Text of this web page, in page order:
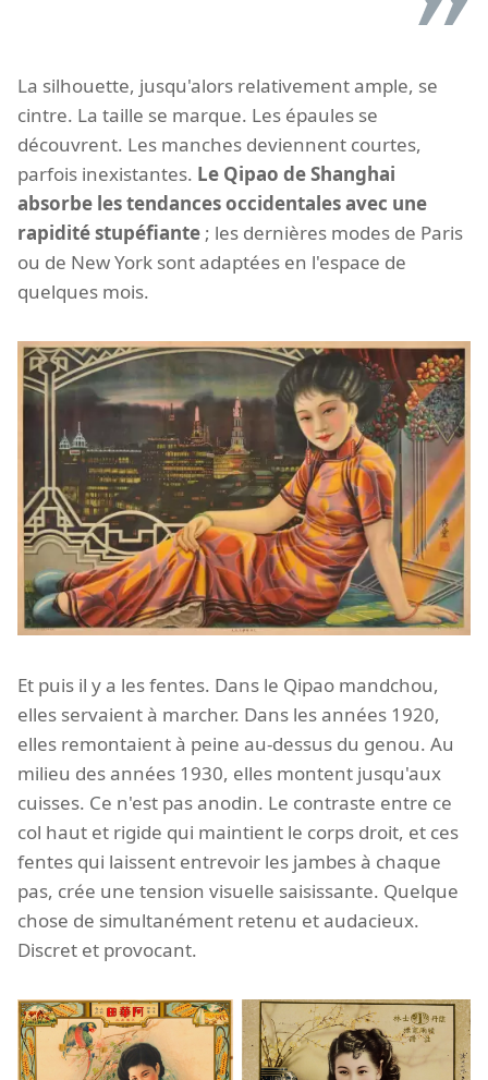
La silhouette, jusqu'alors relativement ample, se
cintre. La taille se marque. Les épaules se
découvrent. Les manches deviennent courtes,
parfois inexistantes. Le Qipao de Shanghai
absorbe les tendances occidentales avec une
rapidité stupéfiante ; les dernières modes de Paris
ou de New York sont adaptées en l'espace de
quelques mois.
Et puis il y a les fentes. Dans le Qipao mandchou,
elles servaient à marcher. Dans les années 1920,
elles remontaient à peine au-dessus du genou. Au
milieu des années 1930, elles montent jusqu'aux
cuisses. Ce n'est pas anodin. Le contraste entre ce
col haut et rigide qui maintient le corps droit, et ces
fentes qui laissent entrevoir les jambes à chaque
pas, crée une tension visuelle saisissante. Quelque
chose de simultanément retenu et audacieux.
Discret et provocant.